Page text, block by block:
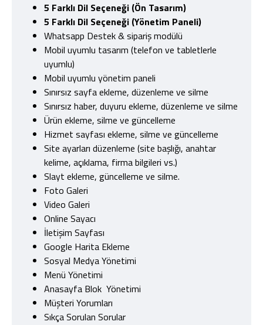
5 Farklı Dil Seçeneği (Ön Tasarım)
5 Farklı Dil Seçeneği (Yönetim Paneli)
Whatsapp Destek & sipariş modülü
Mobil uyumlu tasarım (telefon ve tabletlerle
uyumlu)
Mobil uyumlu yönetim paneli
Sınırsız sayfa ekleme, düzenleme ve silme
Sınırsız haber, duyuru ekleme, düzenleme ve silme
Ürün ekleme, silme ve güncelleme
Hizmet sayfası ekleme, silme ve güncelleme
Site ayarları düzenleme (site başlığı, anahtar
kelime, açıklama, firma bilgileri vs.)
Slayt ekleme, güncelleme ve silme.
Foto Galeri
Video Galeri
Online Sayacı
İletişim Sayfası
Google Harita Ekleme
Sosyal Medya Yönetimi
Menü Yönetimi
Anasayfa Blok Yönetimi
Müşteri Yorumları
Sıkça Sorulan Sorular